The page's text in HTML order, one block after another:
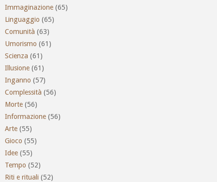
Immaginazione (65)
Linguaggio (65)
Comunità (63)
Umorismo (61)
Scienza (61)
Illusione (61)
Inganno (57)
Complessità (56)
Morte (56)
Informazione (56)
Arte (55)
Gioco (55)
Idee (55)
Tempo (52)
Riti e rituali (52)